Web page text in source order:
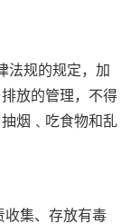
法规的规定，加
放的管理，不得
烟﹑吃食物和乱
收集、存放有毒